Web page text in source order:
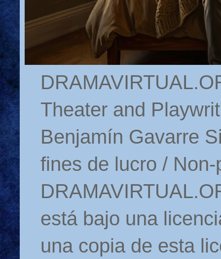
Theater and
Benjamín Gavarre
fines de lucro /
está bajo una
una copia de esta